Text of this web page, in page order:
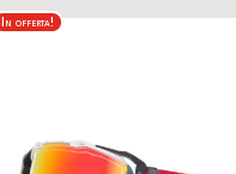
In offerta!